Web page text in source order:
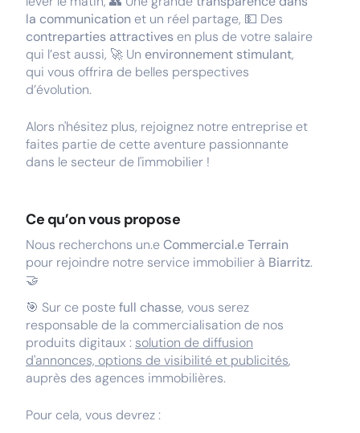
la communication et un réel partage, 💵 Des
contreparties attractives en plus de votre salaire
qui l’est aussi, 🚀 Un environnement stimulant,
qui vous offrira de belles perspectives
d’évolution.
Alors n'hésitez plus, rejoignez notre entreprise et
faites partie de cette aventure passionnante
dans le secteur de l'immobilier !
Ce qu’on vous propose
Nous recherchons un.eCommercial.e Terrain
pour rejoindre notre service immobilier à Biarritz.
🤝
🎯 Sur ce postefull chasse, vous serez
responsable de la commercialisation de nos
produits digitaux : solution de diffusion
d'annonces, options de visibilité et publicités,
auprès des agences immobilières.
Pour cela, vous devrez :